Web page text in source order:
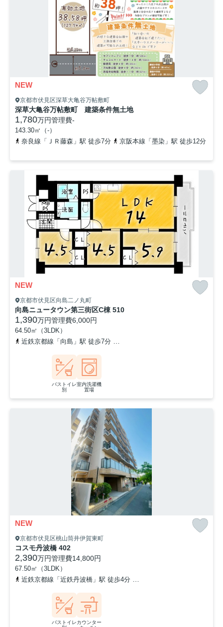
NEW
京都市伏見区深草大亀谷万帖敷町
深草大亀谷万帖敷町 建築条件無土地
1,780万円管理費-
143.30㎡（-）
奈良線「ＪＲ藤森」駅 徒歩7分
京阪本線「墨染」駅 徒歩12分
NEW
京都市伏見区向島二ノ丸町
向島ニュータウン第三街区C棟 510
1,390万円管理費6,000円
64.50㎡（3LDK）
近鉄京都線「向島」駅 徒歩7分
バストイレ
別
室内洗濯機
置場
NEW
京都市伏見区桃山筒井伊賀東町
コスモ丹波橋 402
2,390万円管理費14,800円
67.50㎡（3LDK）
近鉄京都線「近鉄丹波橋」駅 徒歩4分
バストイレカウンター